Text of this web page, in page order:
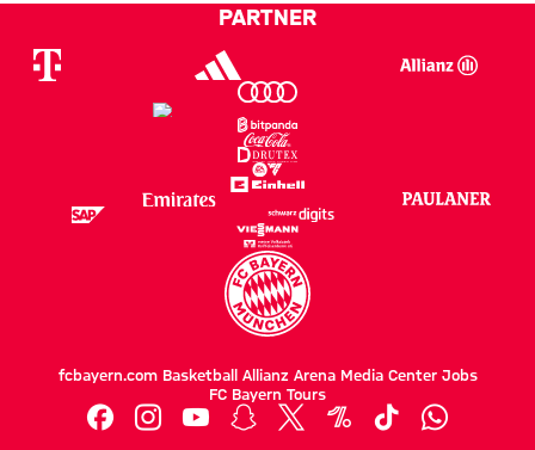
PARTNER
fcbayern.com Basketball Allianz Arena Media Center Jobs
FC Bayern Tours